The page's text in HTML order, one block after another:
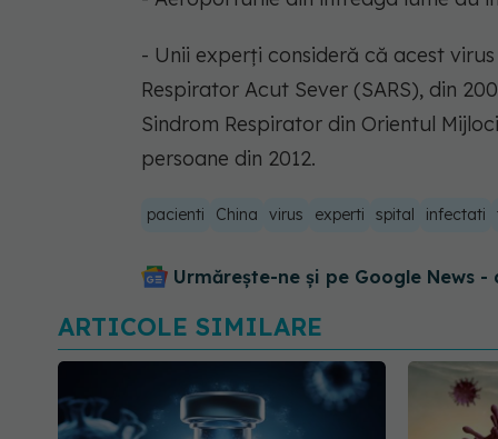
- Unii experţi consideră că acest
Respirator Acut Sever (SARS), din
Sindrom Respirator din Orientul
persoane din 2012.
pacienti China virus experti spital infectati
Urmărește-ne și pe Google News -
ARTICOLE SIMILARE